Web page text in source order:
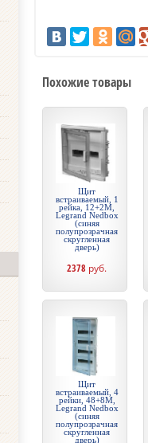
Похожие товары
Щит
встраиваемый, 1
рейка, 12+2М,
Legrand Nedbox
(синяя
полупрозрачная
скругленная
дверь)
2378 руб.
Щит
встраиваемый, 4
рейки, 48+8М,
Legrand Nedbox
(синяя
полупрозрачная
скругленная
дверь)